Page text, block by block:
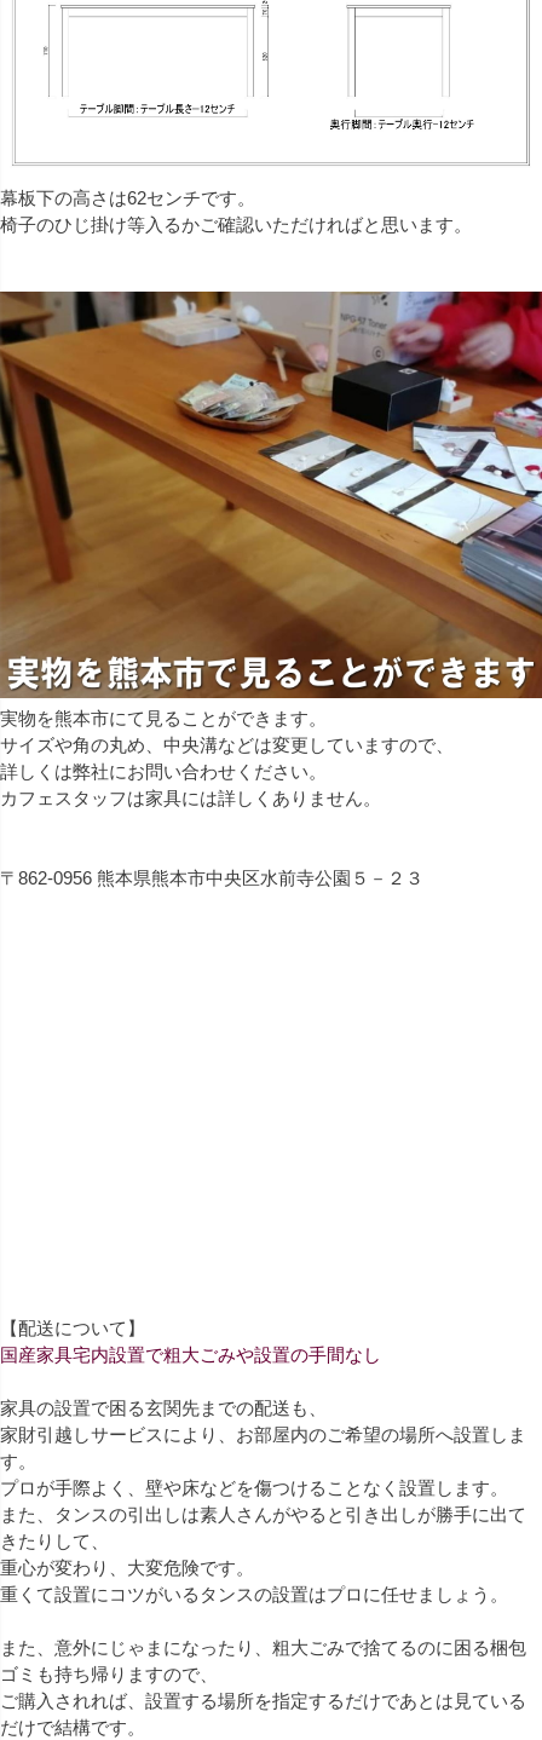
幕板下の高さは62センチです。
椅子のひじ掛け等入るかご確認いただければと思います。
実物を熊本市にて見ることができます。
サイズや角の丸め、中央溝などは変更していますので、
詳しくは弊社にお問い合わせください。
カフェスタッフは家具には詳しくありません。
〒862-0956 熊本県熊本市中央区水前寺公園５－２３
【配送について】
国産家具宅内設置で粗大ごみや設置の手間なし
家具の設置で困る玄関先までの配送も、
家財引越しサービスにより、お部屋内のご希望の場所へ設置しま
す。
プロが手際よく、壁や床などを傷つけることなく設置します。
また、タンスの引出しは素人さんがやると引き出しが勝手に出て
きたりして、
重心が変わり、大変危険です。
重くて設置にコツがいるタンスの設置はプロに任せましょう。
また、意外にじゃまになったり、粗大ごみで捨てるのに困る梱包
ゴミも持ち帰りますので、
ご購入されれば、設置する場所を指定するだけであとは見ている
だけで結構です。